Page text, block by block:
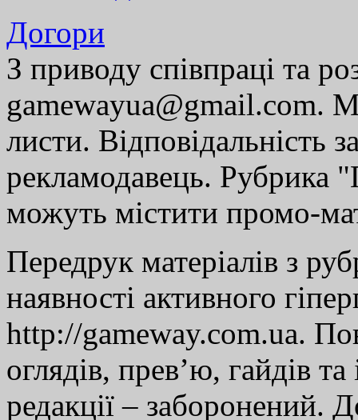
Догори
З приводу співпраці та
gamewayua@gmail.com.
листи. Відповідальність
рекламодавець. Рубрика
можуть містити промо-
Передрук матеріалів з
наявності активного
http://gameway.com.ua.
оглядів, прев’ю, гайдів
редакції – заборонений.